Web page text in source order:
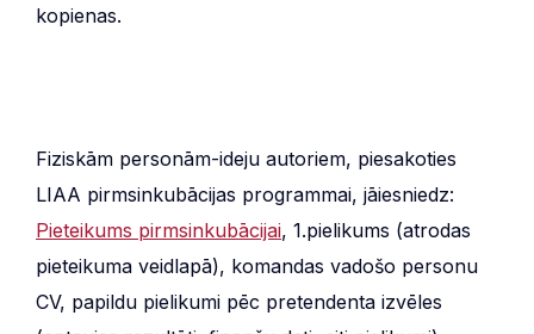
kopienas.
Fiziskām personām-ideju autoriem, piesakoties
LIAA pirmsinkubācijas programmai, jāiesniedz:
Pieteikums pirmsinkubācijai, 1.pielikums (atrodas
pieteikuma veidlapā), komandas vadošo personu
CV, papildu pielikumi pēc pretendenta izvēles